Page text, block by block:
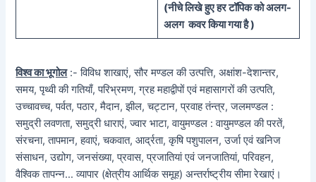
(नीचेलिखे हुएहर टॉपिक कोअलग-
अलग कवर किया गया है )
विश्व का भूगोल:- विविध शाखाएं, सौर मण्डल की उत्पत्ति, अक्षांश-देशान्तर,
समय, पृथ्वी की गतियाँ, परिभ्रमण, ग्रह महाद्वीपों एवं महासागरों की उत्पति,
उच्चावच्च, पर्वत, पठार, मैदान, झील, चट्टान, प्रवाह तंन्त्र, जलमण्डल :
समुद्री लवणता, समुद्री धाराएं, ज्वार भाटा, वायुमण्डल : वायुमण्डल की परतें,
संरचना, तापमान, हवाएं, चकवात, आर्द्रता, कृषि पशुपालन, उर्जा एवं खनिज
संसाधन, उद्योग, जनसंख्या, प्रवास, प्रजातियां एवं जनजातियां, परिवहन,
वैश्विक तापन्न… व्यापार (क्षेत्रीय आर्थिक समूह) अन्तर्राष्ट्रीय सीमा रेखाएं।